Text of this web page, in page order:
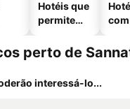
Hotéis que
permitem
perto de
interessá-lo...